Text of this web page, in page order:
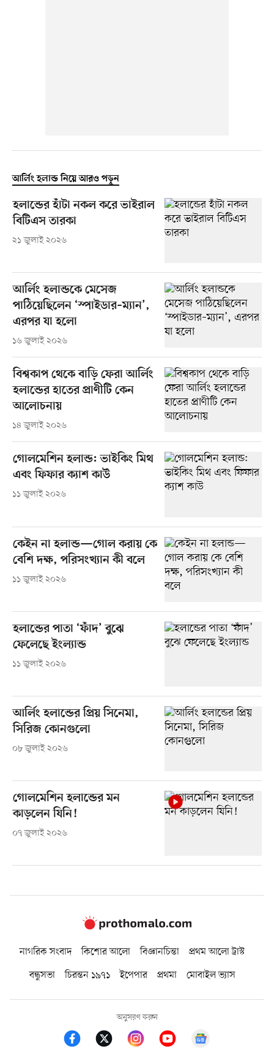
আর্লিং হলান্ড নিয়ে আরও পড়ুন
হলান্ডের হাঁটা নকল করে ভাইরাল
বিটিএস তারকা
২১ জুলাই ২০২৬
আর্লিং হলান্ডকে মেসেজ
পাঠিয়েছিলেন ‘স্পাইডার–ম্যান’,
এরপর যা হলো
১৬ জুলাই ২০২৬
বিশ্বকাপ থেকে বাড়ি ফেরা আর্লিং
হলান্ডের হাতের প্রাণীটি কেন
আলোচনায়
১৪ জুলাই ২০২৬
গোলমেশিন হলান্ড: ভাইকিং মিথ
এবং ফিফার ক্যাশ কাউ
১১ জুলাই ২০২৬
কেইন না হলান্ড—গোল করায় কে
বেশি দক্ষ, পরিসংখ্যান কী বলে
১১ জুলাই ২০২৬
হলান্ডের পাতা ‘ফাঁদ’ বুঝে
ফেলেছে ইংল্যান্ড
১১ জুলাই ২০২৬
আর্লিং হলান্ডের প্রিয় সিনেমা,
সিরিজ কোনগুলো
০৮ জুলাই ২০২৬
গোলমেশিন হলান্ডের মন
কাড়লেন যিনি!
০৭ জুলাই ২০২৬
নাগরিক সংবাদ কিশোর আলো বিজ্ঞানচিন্তা
প্রথম আলো ট্রাস্ট
বন্ধুসভা
চিরন্তন ১৯৭১ ইপেপার প্রথমা মোবাইল ভ্যাস
অনুসরণ করুন